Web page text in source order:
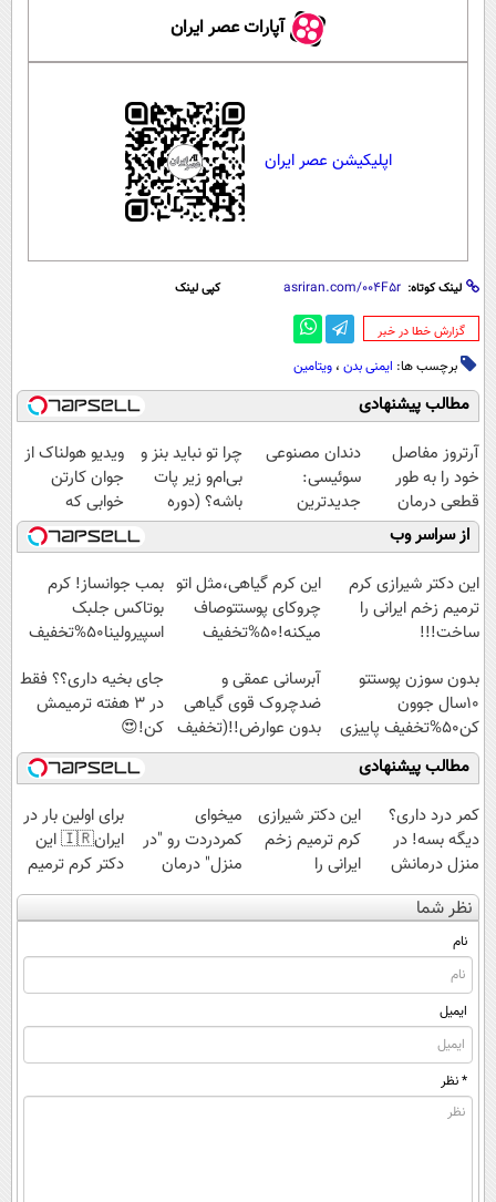
آپارات عصر ایران
اپلیکیشن عصر ایران
لینک کوتاه: کپی لینک
‌گزارش خطا در خبر
برچسب ها: ایمنی بدن ، ویتامین
مطالب پیشنهادی
آرتروز مفاصل
خود را به طور
قطعی درمان
کنید!
◗پرسش‌نامه◖
دندان مصنوعی
سوئیسی:
جدیدترین
فناوری اروپا،
سبک و مقاوم |
پرداخت قسطی
چرا تو نباید بنز و
بی‌ام‌و زیر پات
باشه؟ (دوره
رایگان درآمد
میلیاردی)
ویدیو هولناک از
جوان کارتن
خوابی که
میلیاردر شد.
آموزش رایگان
از سراسر وب
این دکتر شیرازی کرم
ترمیم زخم ایرانی را
ساخت!!!
این کرم گیاهی،مثل اتو
چروکای پوستتوصاف
میکنه!50%تخفیف
بمب جوانساز! کرم
بوتاکس جلبک
اسپیرولینا50%تخفیف
بدون سوزن پوستتو
10سال جوون
کن50%تخفیف پاییزی
آبرسانی عمقی و
ضدچروک قوی گیاهی
بدون عوارض!!(تخفیف
تا امشب)
جای بخیه داری؟؟ فقط
در 3 هفته ترمیمش
کن!😍
مطالب پیشنهادی
کمر درد داری؟
دیگه بسه! در
منزل درمانش
کن
(◀پرسش‌نامه)
این دکتر شیرازی
کرم ترمیم زخم
ایرانی را
ساخت!!!
میخوای
کمردردت رو "در
منزل" درمان
کنی؟ (◂فیلم +
◂پرسش‌نامه)
برای اولین بار در
ایران🇮🇷 این
دکتر کرم ترمیم
کننده 23 روزه
ساخت!
نظر شما
نام
ایمیل
* نظر